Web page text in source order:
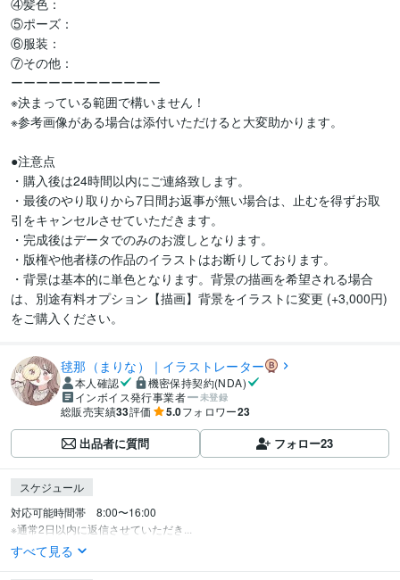
④髪色：
⑤ポーズ：
⑥服装：
⑦その他：
ーーーーーーーーーーーー
※決まっている範囲で構いません！
※参考画像がある場合は添付いただけると大変助かります。
●注意点
・購入後は24時間以内にご連絡致します。
・最後のやり取りから7日間お返事が無い場合は、止むを得ずお取
引をキャンセルさせていただきます。
・完成後はデータでのみのお渡しとなります。
・版権や他者様の作品のイラストはお断りしております。
・背景は基本的に単色となります。背景の描画を希望される場合
は、別途有料オプション【描画】背景をイラストに変更 (+3,000円)
をご購入ください。
毬那（まりな）｜イラストレーター
本人確認
機密保持契約(NDA)
インボイス発行事業者
未登録
総販売実績33評価 5.0フォロワー23
出品者に質問 フォロー23
スケジュール
対応可能時間帯　8:00〜16:00
※通常2日以内に返信させていただき...
すべて見る